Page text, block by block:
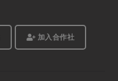
加入合作社